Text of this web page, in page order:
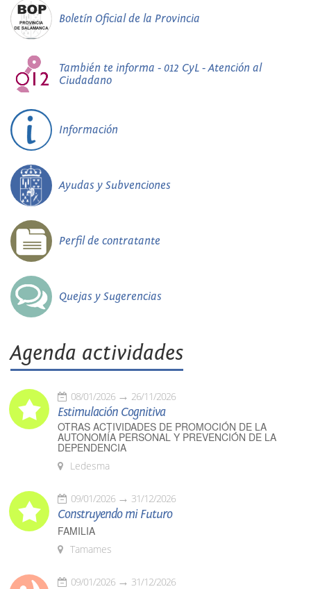
Boletín Oficial de la Provincia
También te informa - 012 CyL - Atención al
Ciudadano
Información
Ayudas y Subvenciones
Perfil de contratante
Quejas y Sugerencias
Agenda actividades
08/01/2026 26/11/2026
Estimulación Cognitiva
OTRAS ACTIVIDADES DE PROMOCIÓN DE LA
AUTONOMÍA PERSONAL Y PREVENCIÓN DE LA
DEPENDENCIA
Ledesma
09/01/2026 31/12/2026
Construyendo mi Futuro
FAMILIA
Tamames
09/01/2026 31/12/2026